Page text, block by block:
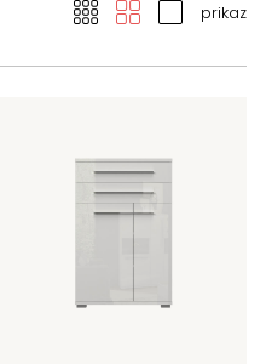
prikaz